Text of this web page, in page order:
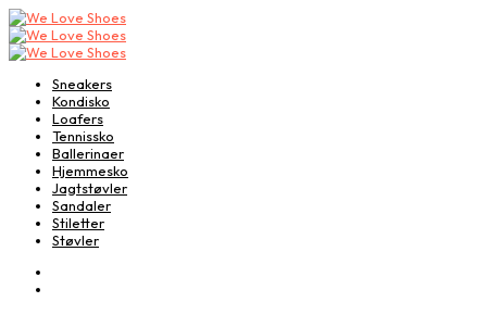
Sneakers
Kondisko
Loafers
Tennissko
Ballerinaer
Hjemmesko
Jagtstøvler
Sandaler
Stiletter
Støvler